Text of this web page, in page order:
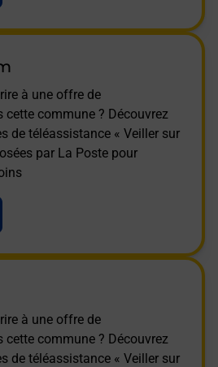
à une offre de
cette commune ? Découvrez
de téléassistance « Veiller sur
par La Poste pour
à une offre de
cette commune ? Découvrez
de téléassistance « Veiller sur